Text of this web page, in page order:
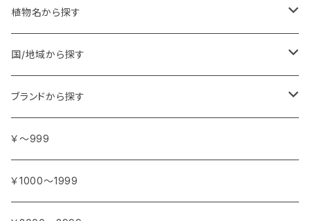
植物名から探す
ア行
アンジェリカ
イランイラン
カ行
ガーデニア (クチナシ)
カカオ
サ行
シダーウッド
シナモン
タ行
国/地域から探す
ヨーロッパ
フランス
イタリア
アフリカ
ブルキナファソ
南アフリカ
アジア
ブランドから探す
アトリエ・ボヌール・ドゥ・ジュール
アンティカ・ドルチェリア・ボナイユート
￥～999
￥1000～1999